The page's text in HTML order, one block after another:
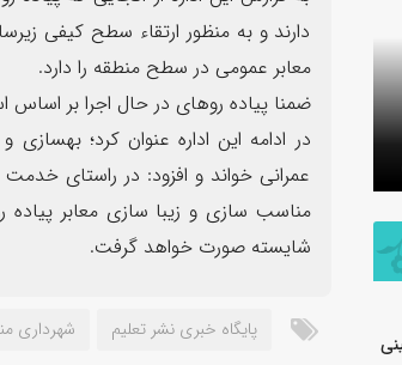
دارند و به منظور ارتقاء سطح کیفی
معابر عمومی در سطح منطقه را دارد.
ضمنا پیاده روهای در حال اجرا بر اساس
در ادامه این اداره عنوان کرد؛
عمرانی خواند و افزود: در راستای
مناسب سازی و زیبا سازی معابر پیاده
شایسته صورت خواهد گرفت.
پایگاه خبری نشر تعلیم شهرداری
اطلاعیه شفاف‌سازی شرکت پتروشیمی جم
در خصوص مالکیت و مدیریت واحد
تولیدی پلی‌اتیلن سنگین